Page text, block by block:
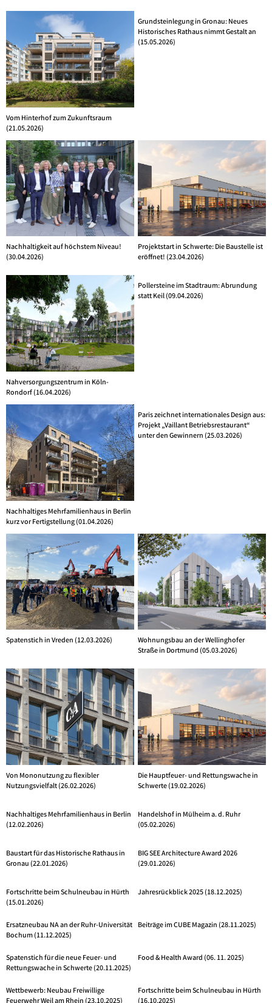
Vom Hinterhof zum Zukunftsraum
(21.05.2026)
Grundsteinlegung in Gronau: Neues
Historisches Rathaus nimmt Gestalt an
(15.05.2026)
Nachhaltigkeit auf höchstem Niveau!
(30.04.2026)
Projektstart in Schwerte: Die Baustelle ist
eröffnet! (23.04.2026)
Nahversorgungszentrum in Köln-
Rondorf (16.04.2026)
Pollersteine im Stadtraum: Abrundung
statt Keil (09.04.2026)
Nachhaltiges Mehrfamilienhaus in Berlin
kurz vor Fertigstellung (01.04.2026)
Paris zeichnet internationales Design aus:
Projekt „Vaillant Betriebsrestaurant“
unter den Gewinnern (25.03.2026)
Spatenstich in Vreden (12.03.2026)
Wohnungsbau an der Wellinghofer
Straße in Dortmund (05.03.2026)
Von Mononutzung zu flexibler
Nutzungsvielfalt (26.02.2026)
Die Hauptfeuer- und Rettungswache in
Schwerte (19.02.2026)
Nachhaltiges Mehrfamilienhaus in Berlin
(12.02.2026)
Handelshof in Mülheim a. d. Ruhr
(05.02.2026)
Baustart für das Historische Rathaus in
Gronau (22.01.2026)
BIG SEE Architecture Award 2026
(29.01.2026)
Fortschritte beim Schulneubau in Hürth
(15.01.2026)
Jahresrückblick 2025 (18.12.2025)
Ersatzneubau NA an der Ruhr-Universität
Bochum (11.12.2025)
Beiträge im CUBE Magazin (28.11.2025)
Spatenstich für die neue Feuer- und
Rettungswache in Schwerte (20.11.2025)
Food & Health Award (06. 11. 2025)
Wettbewerb: Neubau Freiwillige
Fortschritte beim Schulneubau in Hürth